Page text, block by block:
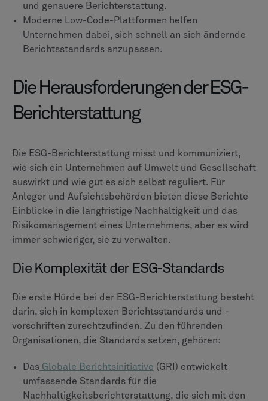
und genauere Berichterstattung.
Moderne Low-Code-Plattformen helfen
Unternehmen dabei, sich schnell an sich ändernde
Berichtsstandards anzupassen.
Die Herausforderungen der ESG-
Berichterstattung
Die ESG-Berichterstattung misst und kommuniziert,
wie sich ein Unternehmen auf Umwelt und Gesellschaft
auswirkt und wie gut es sich selbst reguliert. Für
Anleger und Aufsichtsbehörden bieten diese Berichte
Einblicke in die langfristige Nachhaltigkeit und das
Risikomanagement eines Unternehmens, aber es wird
immer schwieriger, sie zu verwalten.
Die Komplexität der ESG-Standards
Die erste Hürde bei der ESG-Berichterstattung besteht
darin, sich in komplexen Berichtsstandards und -
vorschriften zurechtzufinden. Zu den führenden
Organisationen, die Standards setzen, gehören:
Das Globale Berichtsinitiative (GRI) entwickelt
umfassende Standards für die
Nachhaltigkeitsberichterstattung, die sich mit den